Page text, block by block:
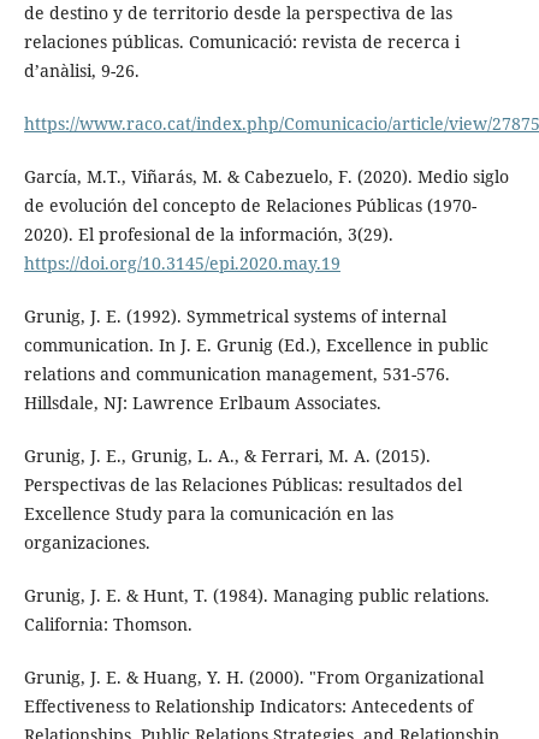
de destino y de territorio desde la perspectiva de las
relaciones públicas. Comunicació: revista de recerca i
d’anàlisi, 9-26.
https://www.raco.cat/index.php/Comunicacio/article/view/
García, M.T., Viñarás, M. & Cabezuelo, F. (2020). Medio siglo
de evolución del concepto de Relaciones Públicas (1970-
2020). El profesional de la información, 3(29).
https://doi.org/10.3145/epi.2020.may.19
Grunig, J. E. (1992). Symmetrical systems of internal
communication. In J. E. Grunig (Ed.), Excellence in public
relations and communication management, 531-576.
Hillsdale, NJ: Lawrence Erlbaum Associates.
Grunig, J. E., Grunig, L. A., & Ferrari, M. A. (2015).
Perspectivas de las Relaciones Públicas: resultados del
Excellence Study para la comunicación en las
organizaciones.
Grunig, J. E. & Hunt, T. (1984). Managing public relations.
California: Thomson.
Grunig, J. E. & Huang, Y. H. (2000). "From Organizational
Effectiveness to Relationship Indicators: Antecedents of